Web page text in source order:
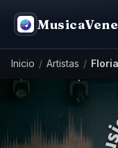
Inicio / Artistas /